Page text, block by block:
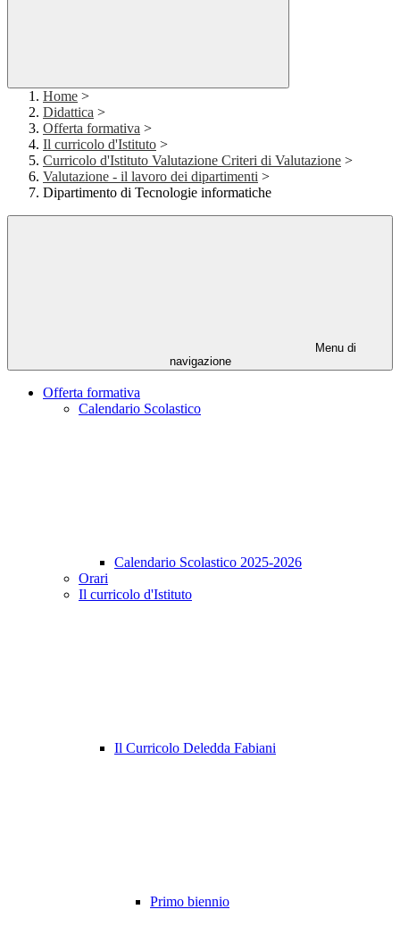
Home >
Didattica >
Offerta formativa >
Il curricolo d'Istituto >
Curricolo d'Istituto Valutazione Criteri di Valutazione >
Valutazione - il lavoro dei dipartimenti >
Dipartimento di Tecnologie informatiche
Menu di
navigazione
Offerta formativa
Calendario Scolastico
Calendario Scolastico 2025-2026
Orari
Il curricolo d'Istituto
Il Curricolo Deledda Fabiani
Primo biennio